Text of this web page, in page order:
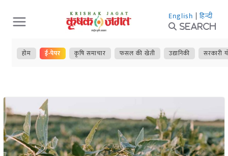
Skip
to
content
English | हिन्दी
Search
होम ई-पेपर कृषि समाचार फसल की खेती उद्यानिकी सरकारी